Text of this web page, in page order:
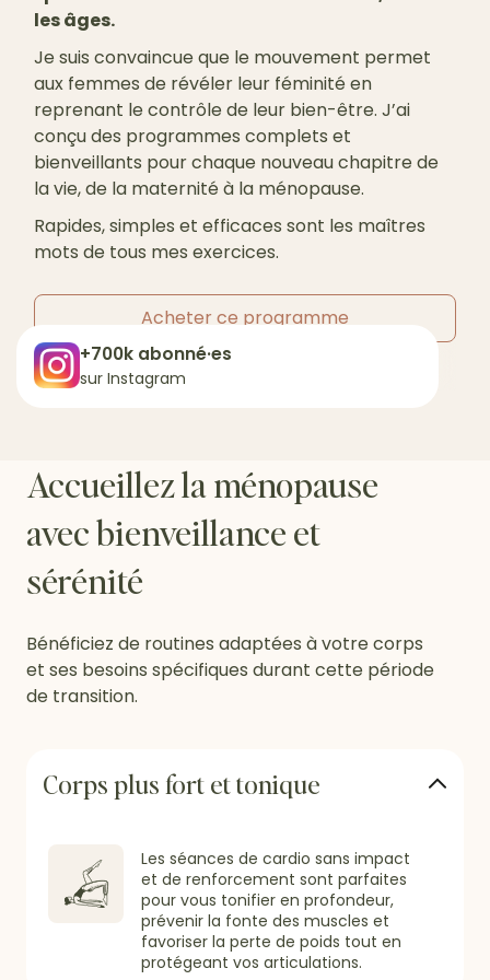
+700k abonné·es
sur Instagram
les âges.
Je suis convaincue que le mouvement permet
aux femmes de révéler leur féminité en
reprenant le contrôle de leur bien-être. J’ai
conçu des programmes complets et
bienveillants pour chaque nouveau chapitre de
la vie, de la maternité à la ménopause.
Rapides, simples et efficaces sont les maîtres
mots de tous mes exercices.
Acheter ce programme
Accueillez la ménopause
avec bienveillance et
sérénité
Bénéficiez de routines adaptées à votre corps
et ses besoins spécifiques durant cette période
de transition.
Corps plus fort et tonique
Les séances de cardio sans impact
et de renforcement sont parfaites
pour vous tonifier en profondeur,
prévenir la fonte des muscles et
favoriser la perte de poids tout en
protégeant vos articulations.